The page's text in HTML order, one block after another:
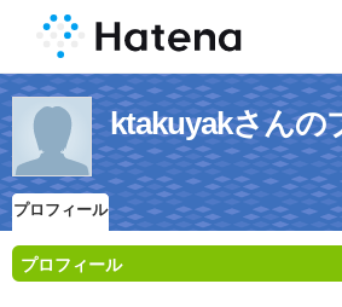
ktakuyakさんの
プロフィール
プロフィール